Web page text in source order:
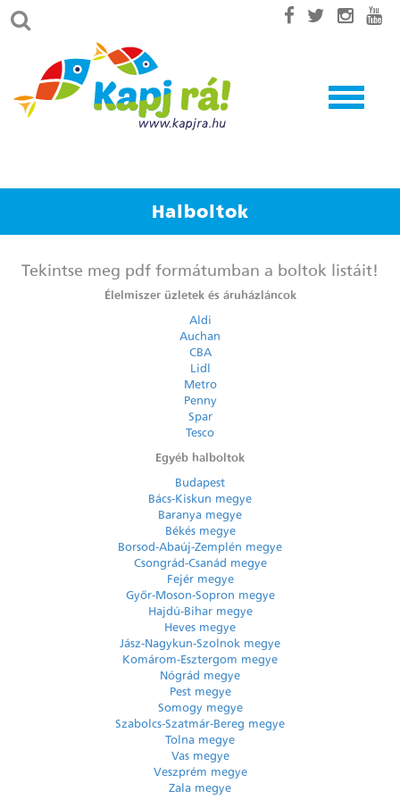
Toggle
Halboltok
Tekintse meg pdf formátumban a boltok listáit!
Élelmiszer üzletek és áruházláncok
Aldi
Auchan
CBA
Lidl
Metro
Penny
Spar
Tesco
Egyéb halboltok
Budapest
Bács-Kiskun megye
Baranya megye
Békés megye
Borsod-Abaúj-Zemplén megye
Csongrád-Csanád megye
Fejér megye
Győr-Moson-Sopron megye
Hajdú-Bihar megye
Heves megye
Jász-Nagykun-Szolnok megye
Komárom-Esztergom megye
Nógrád megye
Pest megye
Somogy megye
Szabolcs-Szatmár-Bereg megye
Tolna megye
Vas megye
Veszprém megye
Zala megye